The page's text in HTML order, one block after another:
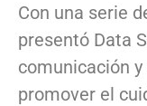
Con una serie
presentó Data
comunicación
promover el